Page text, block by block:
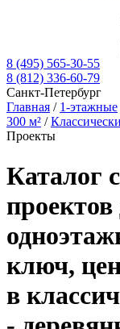
8 (495) 565-30-55
8 (812) 336-60-79
Санкт-Петербург
Главная / 1-этажные
300 м² /
Проекты
Каталог
ключ,
в